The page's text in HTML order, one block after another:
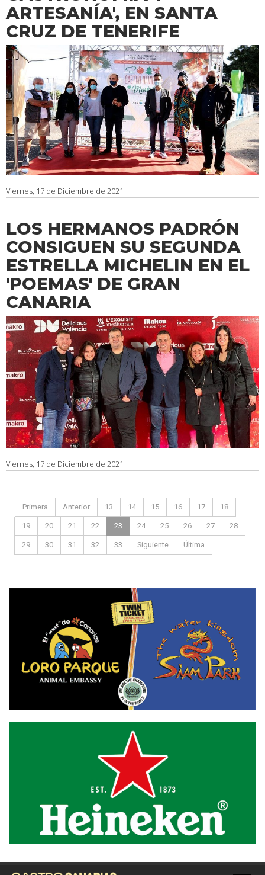
ARTESANÍA', EN SANTA
CRUZ DE TENERIFE
Viernes, 17 de Diciembre de 2021
LOS HERMANOS PADRÓN
CONSIGUEN SU SEGUNDA
ESTRELLA MICHELIN EN EL
'POEMAS' DE GRAN
CANARIA
Viernes, 17 de Diciembre de 2021
Primera Anterior 13 14 15 16 17 18
19 20 21 22 23 24 25 26 27 28
29 30 31 32 33 Siguiente Última